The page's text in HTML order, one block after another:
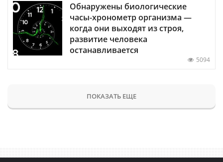
Обнаружены биологические
часы-хронометр организма —
когда они выходят из строя,
развитие человека
останавливается
5094
ПОКАЗАТЬ ЕЩЕ